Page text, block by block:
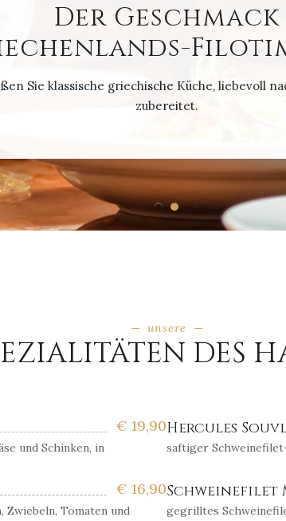
Der Geschmack
Sie klassische griechische Küche, liebevoll
zubereitet.
unsere
DES
€ 19,90
und Schinken, in
Hercules
saftiger
€ 16,90
Zwiebeln, Tomaten und
Schweinefilet
gegrilltes